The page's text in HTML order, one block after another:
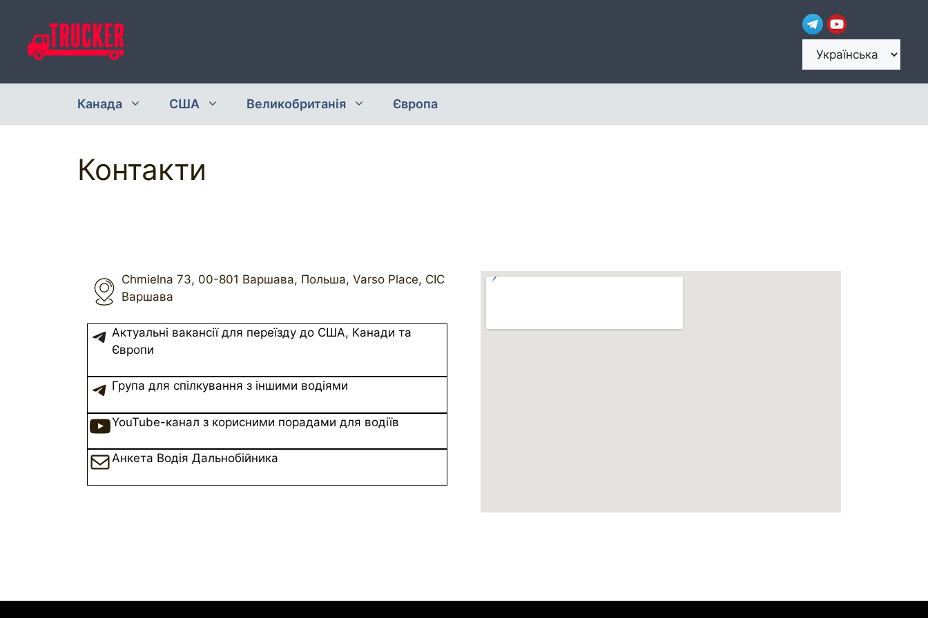
вмісту
Вибрати
мову
Канада США Великобританія Європа
Контакти
Chmielna 73, 00-801 Варшава, Польша, Varso Place, CIC
Варшава
Telegram Актуальні вакансії для переїзду до США, Канади та
Європи
Telegram Група для спілкування з іншими водіями
YouTube YouTube-канал з корисними порадами для водіїв
Пошта Анкета Водія Дальнобійника